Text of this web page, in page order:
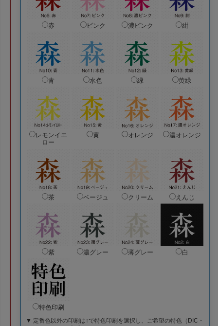
赤 ピンク 濃ピンク 紺
青 水色 緑 黄緑
レモンイエ
ロー
黄 オレンジ 濃オレンジ
茶 ベージュ クリーム えんじ
紫 濃グレー 薄グレー 白
特色印刷
▼ 定番色以外の印刷は↑で特色印刷を選択し、ご希望の特色（DIC・